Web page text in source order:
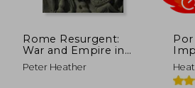
Rome Resurgent:
War and Empire in
the age of Justinian
(Ancient Warfare and
Peter Heather
John